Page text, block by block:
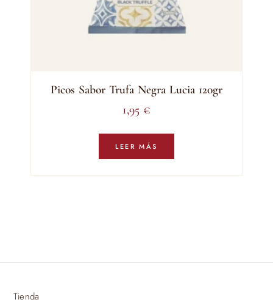
Picos Sabor Trufa Negra Lucia 120gr
1,95 €
LEER MÁS
Tienda